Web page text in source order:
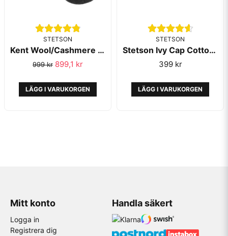
STETSON
Kent Wool/Cashmere EF Anthra Melange - Stetson
999 kr 899,1 kr
LÄGG I VARUKORGEN
STETSON
Stetson Ivy Cap Cotton Olive
399 kr
LÄGG I VARUKORGEN
Mitt konto
Logga in
Registrera dig
Handla säkert